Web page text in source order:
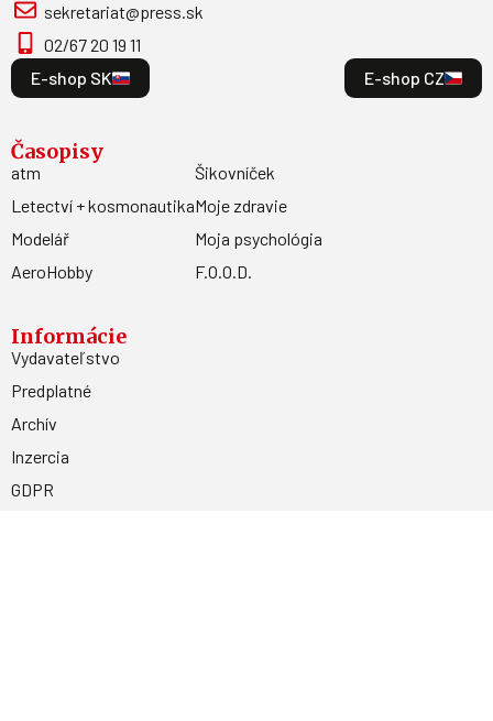
sekretariat@press.sk
02/67 20 19 11
E-shop SK
E-shop CZ
Časopisy
atm
Letectví + kosmonautika
Modelář
AeroHobby
Šikovníček
Moje zdravie
Moja psychológia
F.O.O.D.
Informácie
Vydavateľstvo
Predplatné
Archív
Inzercia
GDPR